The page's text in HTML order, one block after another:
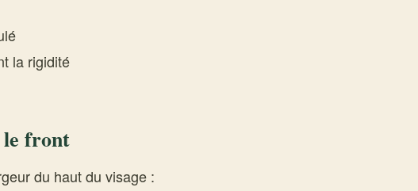
la rigidité
front
du haut du visage :